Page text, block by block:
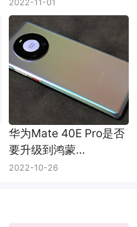
华为Mate 40E Pro是否
要升级到鸿蒙
HarmonyOS 3.0正式版
2022-10-26